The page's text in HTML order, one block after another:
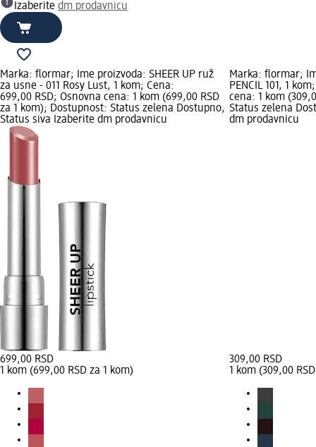
Izaberite dm prodavnicu
Marka: flormar; Ime proizvoda: SHEER UP ruž
za usne - 011 Rosy Lust, 1 kom; Cena:
699,00 RSD; Osnovna cena: 1 kom (699,00 RSD
za 1 kom); Dostupnost: Status zelena Dostupno,
Status siva Izaberite dm prodavnicu
699,00 RSD
1 kom (699,00 RSD za 1 kom)
Marka: flormar;
PENCIL 101, 1
cena: 1 kom
Status zelena
dm prodavnicu
309,00 RSD
1 kom (309,00